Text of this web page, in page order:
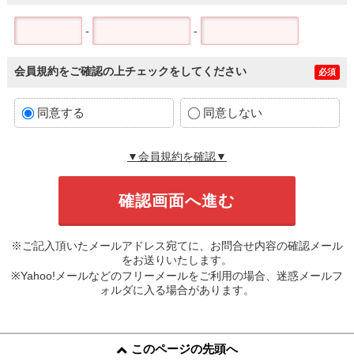
- -
会員規約をご確認の上チェックをしてください 必須
同意する 同意しない
▼会員規約を確認▼
※ご記入頂いたメールアドレス宛てに、お問合せ内容の確認メール
をお送りいたします。
※Yahoo!メールなどのフリーメールをご利用の場合、迷惑メールフ
ォルダに入る場合があります。
このページの先頭へ